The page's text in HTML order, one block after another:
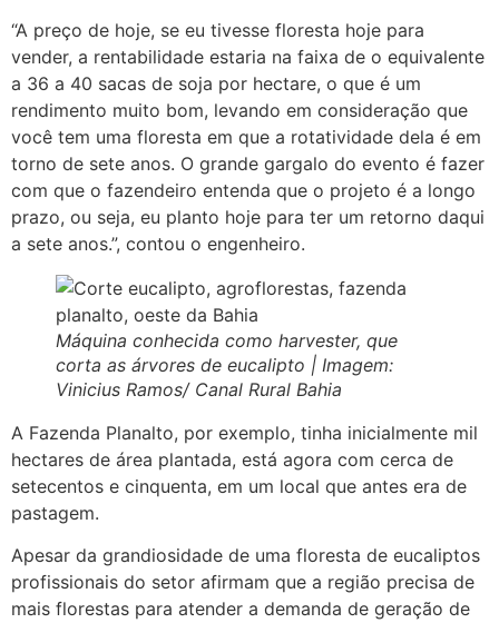
“A preço de hoje, se eu tivesse floresta hoje para
vender, a rentabilidade estaria na faixa de o equivalente
a 36 a 40 sacas de soja por hectare, o que é um
rendimento muito bom, levando em consideração que
você tem uma floresta em que a rotatividade dela é em
torno de sete anos. O grande gargalo do evento é fazer
com que o fazendeiro entenda que o projeto é a longo
prazo, ou seja, eu planto hoje para ter um retorno daqui
a sete anos.”, contou o engenheiro.
Máquina conhecida como harvester, que
corta as árvores de eucalipto | Imagem:
Vinicius Ramos/ Canal Rural Bahia
A Fazenda Planalto, por exemplo, tinha inicialmente mil
hectares de área plantada, está agora com cerca de
setecentos e cinquenta, em um local que antes era de
pastagem.
Apesar da grandiosidade de uma floresta de eucaliptos
profissionais do setor afirmam que a região precisa de
mais florestas para atender a demanda de geração de